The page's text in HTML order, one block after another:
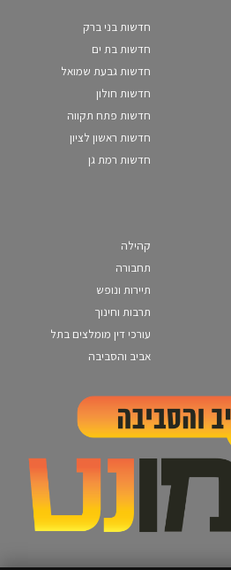
חדשות בני ברק
חדשות בת ים
חדשות גבעת שמואל
חדשות חולון
חדשות פתח תקווה
חדשות ראשון לציון
חדשות רמת גן
קהילה
תחבורה
תיירות ונופש
תרבות וחינוך
עורכי דין מומלצים בתל
אביב והסביבה